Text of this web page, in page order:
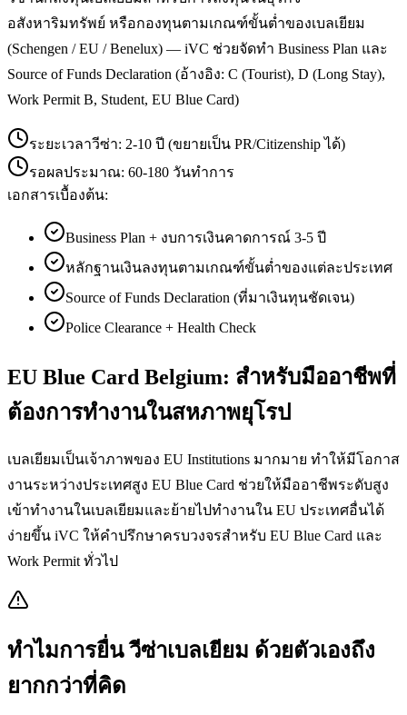
อสังหาริมทรัพย์ หรือกองทุนตามเกณฑ์ขั้นต่ำของเบลเยียม
(Schengen / EU / Benelux) — iVC ช่วยจัดทำ Business Plan และ
Source of Funds Declaration (อ้างอิง: C (Tourist), D (Long Stay),
Work Permit B, Student, EU Blue Card)
ระยะเวลาวีซ่า: 2-10 ปี (ขยายเป็น PR/Citizenship ได้)
รอผลประมาณ: 60-180 วันทำการ
เอกสารเบื้องต้น:
Business Plan + งบการเงินคาดการณ์ 3-5 ปี
หลักฐานเงินลงทุนตามเกณฑ์ขั้นต่ำของแต่ละประเทศ
Source of Funds Declaration (ที่มาเงินทุนชัดเจน)
Police Clearance + Health Check
EU Blue Card Belgium: สำหรับมืออาชีพที่
ต้องการทำงานในสหภาพยุโรป
เบลเยียมเป็นเจ้าภาพของ EU Institutions มากมาย ทำให้มีโอกาส
งานระหว่างประเทศสูง EU Blue Card ช่วยให้มืออาชีพระดับสูง
เข้าทำงานในเบลเยียมและย้ายไปทำงานใน EU ประเทศอื่นได้
ง่ายขึ้น iVC ให้คำปรึกษาครบวงจรสำหรับ EU Blue Card และ
Work Permit ทั่วไป
ทำไมการยื่นวีซ่าเบลเยียม ด้วยตัวเองถึง
ยากกว่าที่คิด